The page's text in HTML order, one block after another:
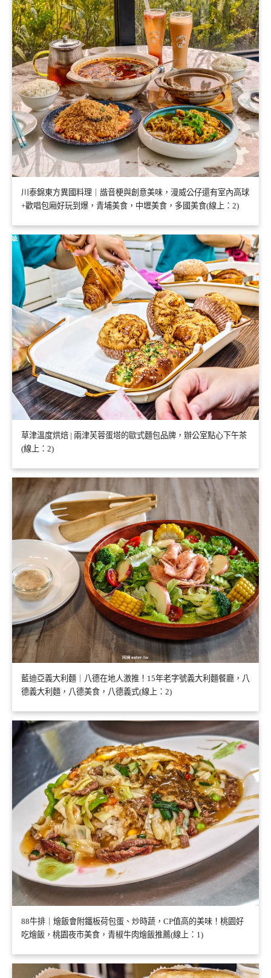
川泰錦東方異國料理｜諧音梗與創意美味，漫威公仔還有室內高球
+歡唱包廂好玩到爆，青埔美食，中壢美食，多國美食(線上：2)
草津溫度烘焙 | 兩津芙蓉蛋塔的歐式麵包品牌，辦公室點心下午茶
(線上：2)
藍迪亞義大利麵｜八德在地人激推！15年老字號義大利麵餐廳，八
德義大利麵，八德美食，八德義式(線上：2)
88牛排｜燴飯會附鐵板荷包蛋、炒時蔬，CP值高的美味！桃園好
吃燴飯，桃園夜市美食，青椒牛肉燴飯推薦(線上：1)